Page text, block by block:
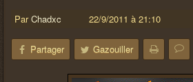
ParChadxc 22/9/2011 à 21:10
Partager Gazouiller